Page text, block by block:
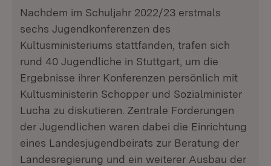
Nachdem im Schuljahr 2022/23 erstmals
sechs Jugendkonferenzen des
Kultusministeriums stattfanden, trafen sich
rund 40 Jugendliche in Stuttgart, um die
Ergebnisse ihrer Konferenzen persönlich mit
Kultusministerin Schopper und Sozialminister
Lucha zu diskutieren. Zentrale Forderungen
der Jugendlichen waren dabei die Einrichtung
eines Landesjugendbeirats zur Beratung der
Landesregierung und ein weiterer Ausbau der